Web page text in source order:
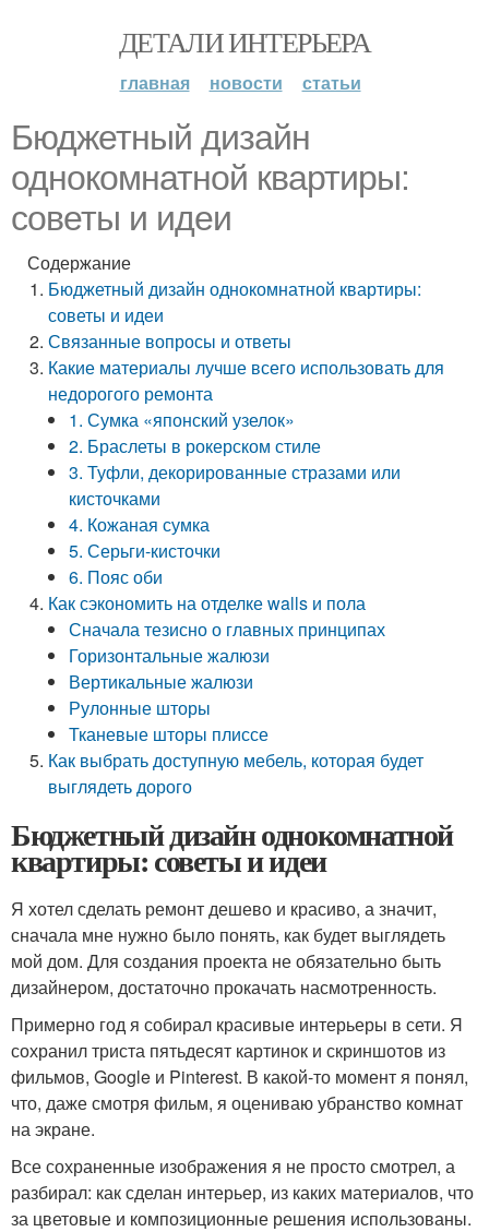
ДЕТАЛИ ИНТЕРЬЕРА
главная новости статьи
Бюджетный дизайн
однокомнатной квартиры:
советы и идеи
Содержание
Бюджетный дизайн однокомнатной квартиры:
советы и идеи
Связанные вопросы и ответы
Какие материалы лучше всего использовать для
недорогого ремонта
1. Сумка «японский узелок»
2. Браслеты в рокерском стиле
3. Туфли, декорированные стразами или
кисточками
4. Кожаная сумка
5. Серьги-кисточки
6. Пояс оби
Как сэкономить на отделке walls и пола
Сначала тезисно о главных принципах
Горизонтальные жалюзи
Вертикальные жалюзи
Рулонные шторы
Тканевые шторы плиссе
Как выбрать доступную мебель, которая будет
выглядеть дорого
Бюджетный дизайн однокомнатной
квартиры: советы и идеи
Я хотел сделать ремонт дешево и красиво, а значит,
сначала мне нужно было понять, как будет выглядеть
мой дом. Для создания проекта не обязательно быть
дизайнером, достаточно прокачать насмотренность.
Примерно год я собирал красивые интерьеры в сети. Я
сохранил триста пятьдесят картинок и скриншотов из
фильмов, Google и Pinterest. В какой-то момент я понял,
что, даже смотря фильм, я оцениваю убранство комнат
на экране.
Все сохраненные изображения я не просто смотрел, а
разбирал: как сделан интерьер, из каких материалов, что
за цветовые и композиционные решения использованы.